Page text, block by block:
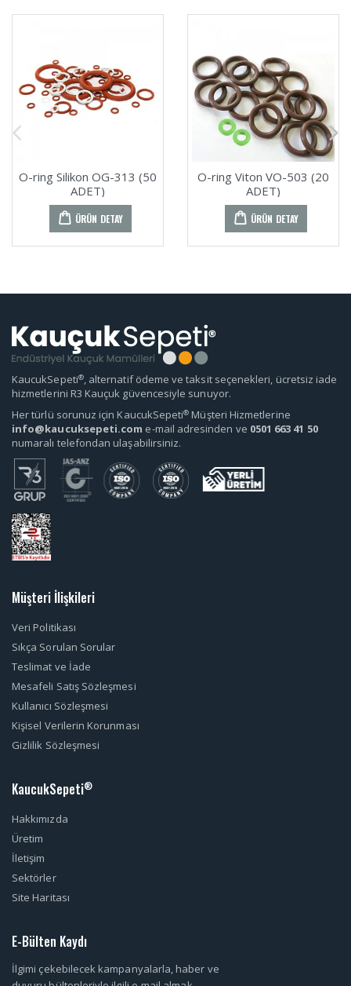
O-ring Silikon OG-313 (50
ADET)
ÜRÜN DETAY
O-ring Viton VO-503 (20
ADET)
ÜRÜN DETAY
KaucukSepeti®, alternatif ödeme ve taksit seçenekleri, ücretsiz iade
hizmetlerini R3 Kauçuk güvencesiyle sunuyor.
Her türlü sorunuz için KaucukSepeti® Müşteri Hizmetlerine
info@kaucuksepeti.com e-mail adresinden ve 0501 663 41 50
numaralı telefondan ulaşabilirsiniz.
Müşteri İlişkileri
Veri Politikası
Sıkça Sorulan Sorular
Teslimat ve İade
Mesafeli Satış Sözleşmesi
Kullanıcı Sözleşmesi
Kişisel Verilerin Korunması
Gizlilik Sözleşmesi
KaucukSepeti®
Hakkımızda
Üretim
İletişim
Sektörler
Site Haritası
E-Bülten Kaydı
İlgimi çekebilecek kampanyalarla, haber ve